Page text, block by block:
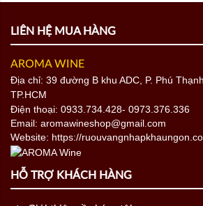
LIÊN HỆ MUA HÀNG
AROMA WINE
Địa chỉ: 39 đường B khu ADC, P. Phú
TP.HCM
Điện thoại: 0933.734.428- 0973.376.336
Email: aromawineshop@gmail.com
Website: https://
HỖ TRỢ KHÁCH HÀNG